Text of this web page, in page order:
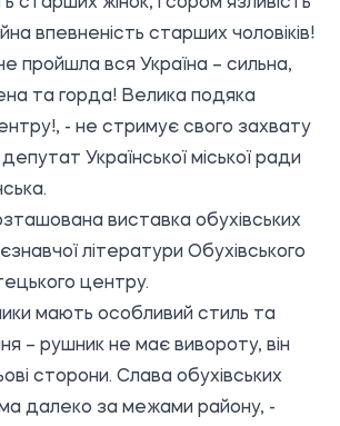
впевненість старших чоловіків!
пройшла вся Україна – сильна,
та горда! Велика подяка
- не стримує свого захвату
Української міської ради
виставка обухівських
літератури Обухівського
центру.
мають особливий стиль та
– рушник не має вивороту, він
сторони. Слава обухівських
далеко за межами району, -